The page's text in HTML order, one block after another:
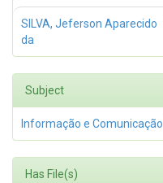
SILVA, Jeferson Aparecido
da
Subject
Informação e Comunicação
Has File(s)